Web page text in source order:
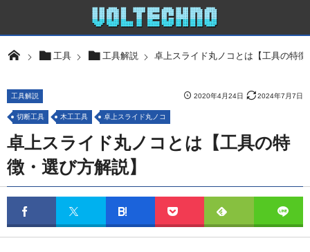
工具 工具解説 卓上スライド丸ノコとは【工具の特
2020年4月24日 2024年7月7日
工具解説
切断工具 木工工具 卓上スライド丸ノコ
卓上スライド丸ノコとは【工具の特
徴・選び方解説】